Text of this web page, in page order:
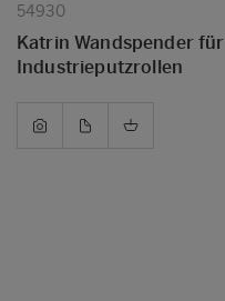
54930
Katrin Wandspender für
Industrieputzrollen